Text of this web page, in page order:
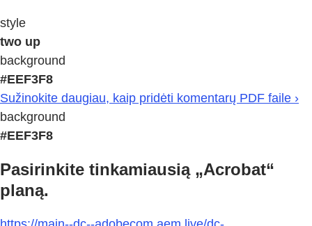
style
two up
background
#EEF3F8
Sužinokite daugiau, kaip pridėti komentarų PDF faile ›
background
#EEF3F8
Pasirinkite tinkamiausią „Acrobat“
planą.